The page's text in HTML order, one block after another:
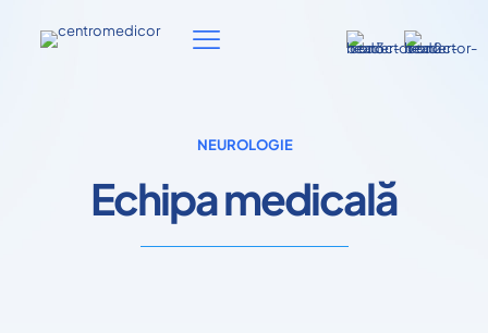
NEUROLOGIE
Echipa medicală